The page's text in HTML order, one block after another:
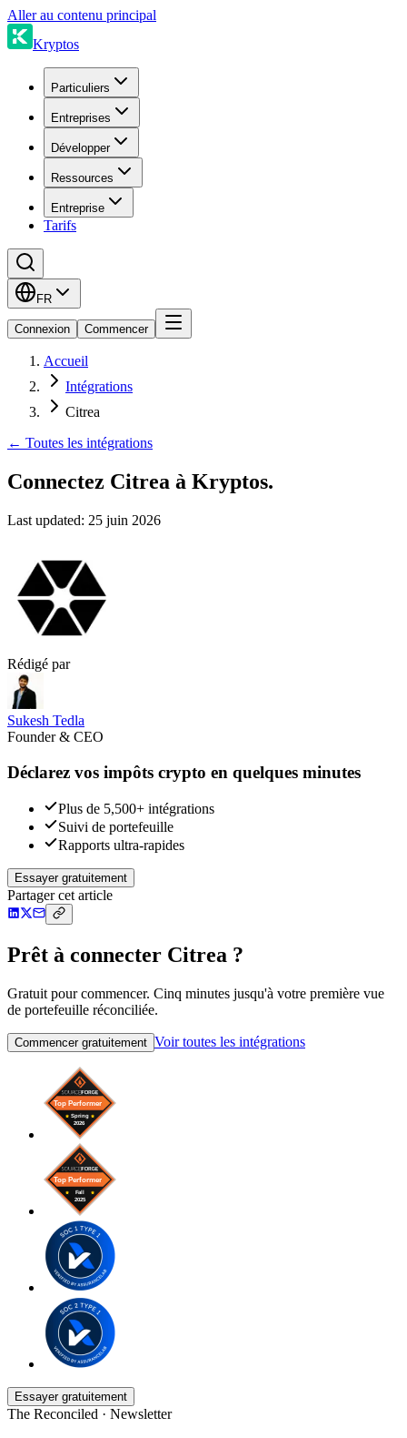
Aller au contenu principal
Kryptos
Particuliers
Entreprises
Développer
Ressources
Entreprise
Tarifs
FR
Connexion Commencer
Accueil
Intégrations
Citrea
← Toutes les intégrations
Connectez Citrea à Kryptos.
Last updated: 25 juin 2026
Rédigé par
Sukesh Tedla
Founder & CEO
Déclarez vos impôts crypto en quelques minutes
Plus de 5,500+ intégrations
Suivi de portefeuille
Rapports ultra-rapides
Essayer gratuitement
Partager cet article
Prêt à connecter Citrea ?
Gratuit pour commencer. Cinq minutes jusqu'à votre première vue
de portefeuille réconciliée.
Commencer gratuitement Voir toutes les intégrations
Essayer gratuitement
The Reconciled · Newsletter